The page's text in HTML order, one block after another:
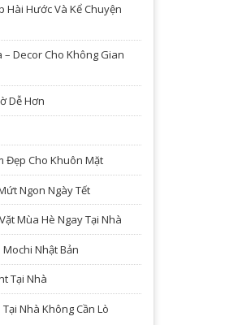
Hài Hước Và Kể Chuyện
– Decor Cho Không Gian
Dễ Hơn
Đẹp Cho Khuôn Mặt
Ngon Ngày Tết
Mùa Hè Ngay Tại Nhà
Nhật Bản
Tại Nhà
Nhà Không Cần Lò